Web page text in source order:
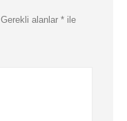
Gerekli alanlar * ile